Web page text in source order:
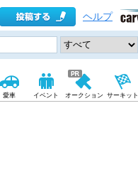
ヘルプ
愛車 イベント オークション サーキット